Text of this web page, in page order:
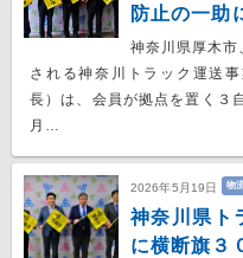
防止の一助
神奈川県厚木
される神奈川トラック運送
長）は、会員が拠点を置く３
月…
2026年5月19日 物
神奈川県ト
に横断旗３